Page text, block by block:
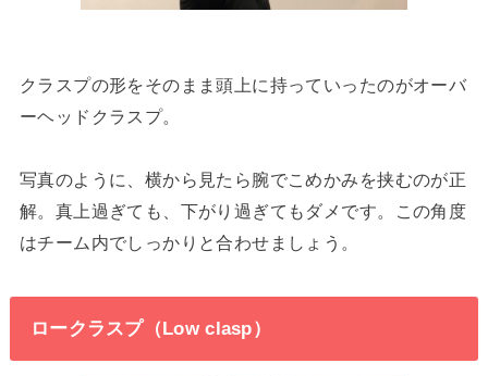
クラスプの形をそのまま頭上に持っていったのがオーバ
ーヘッドクラスプ。
写真のように、横から見たら腕でこめかみを挟むのが正
解。真上過ぎても、下がり過ぎてもダメです。この角度
はチーム内でしっかりと合わせましょう。
ロークラスプ（Low clasp）